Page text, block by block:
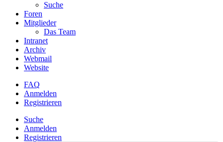
Suche
Foren
Mitglieder
Das Team
Intranet
Archiv
Webmail
Website
FAQ
Anmelden
Registrieren
Suche
Anmelden
Registrieren